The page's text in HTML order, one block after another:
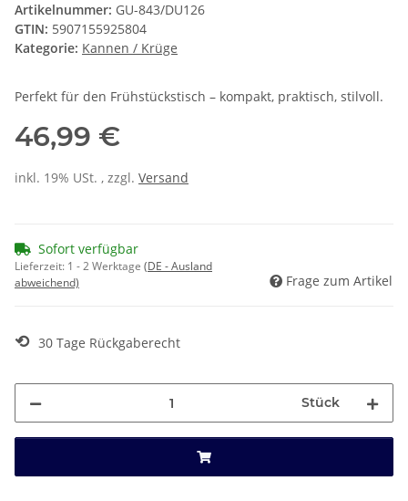
Artikelnummer: GU-843/DU126
GTIN: 5907155925804
Kategorie: Kannen / Krüge
Perfekt für den Frühstückstisch – kompakt, praktisch, stilvoll.
46,99 €
inkl. 19% USt. , zzgl. Versand
Sofort verfügbar
Lieferzeit: 1 - 2 Werktage (DE - Ausland
abweichend)
Frage zum Artikel
⟲ 30 Tage Rückgaberecht
Stück